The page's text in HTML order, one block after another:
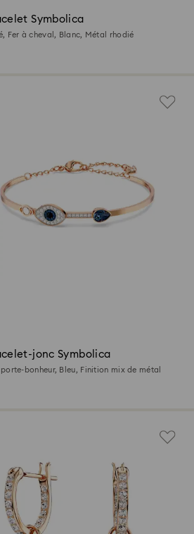
Symbolica
Fer à cheval, Blanc, Métal rhodié
jonc Symbolica
bonheur, Bleu, Finition mix de métal